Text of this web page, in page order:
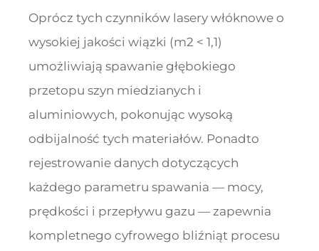
Oprócz tych czynników lasery włóknowe o
wysokiej jakości wiązki (m2 < 1,1)
umożliwiają spawanie głębokiego
przetopu szyn miedzianych i
aluminiowych, pokonując wysoką
odbijalność tych materiałów. Ponadto
rejestrowanie danych dotyczących
każdego parametru spawania — mocy,
prędkości i przepływu gazu — zapewnia
kompletnego cyfrowego bliźniąt procesu